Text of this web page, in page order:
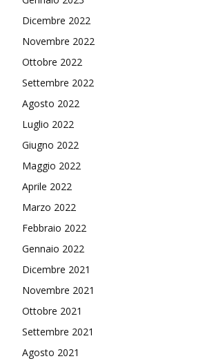
Dicembre 2022
Novembre 2022
Ottobre 2022
Settembre 2022
Agosto 2022
Luglio 2022
Giugno 2022
Maggio 2022
Aprile 2022
Marzo 2022
Febbraio 2022
Gennaio 2022
Dicembre 2021
Novembre 2021
Ottobre 2021
Settembre 2021
Agosto 2021